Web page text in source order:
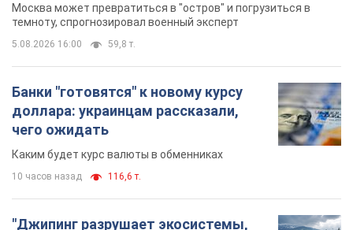
Москва может превратиться в "остров" и погрузиться в
темноту, спрогнозировал военный эксперт
5.08.2026 16:00 59,8 т.
Банки "готовятся" к новому курсу
доллара: украинцам рассказали,
чего ожидать
Каким будет курс валюты в обменниках
10 часов назад 116,6 т.
"Джипинг разрушает экосистемы,